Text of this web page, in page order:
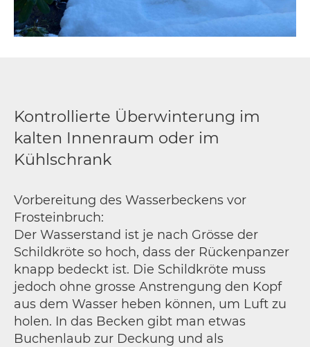
Kontrollierte Überwinterung im
kalten Innenraum oder im
Kühlschrank
Vorbereitung des Wasserbeckens vor
Frosteinbruch:
Der Wasserstand ist je nach Grösse der
Schildkröte so hoch, dass der Rückenpanzer
knapp bedeckt ist. Die Schildkröte muss
jedoch ohne grosse Anstrengung den Kopf
aus dem Wasser heben können, um Luft zu
holen. In das Becken gibt man etwas
Buchenlaub zur Deckung und als